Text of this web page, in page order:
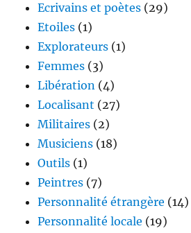
Ecrivains et poètes (29)
Etoiles (1)
Explorateurs (1)
Femmes (3)
Libération (4)
Localisant (27)
Militaires (2)
Musiciens (18)
Outils (1)
Peintres (7)
Personnalité étrangère (14)
Personnalité locale (19)